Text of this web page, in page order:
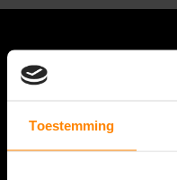
Toestemming